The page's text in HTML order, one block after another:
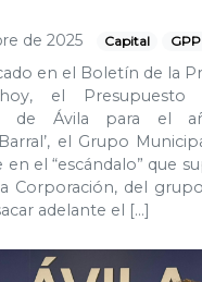
de 2025 Capital
en el Boletín de la
el Presupuesto
de Ávila para el
el Grupo
en el “escándalo” que
Corporación, del
adelante el […]